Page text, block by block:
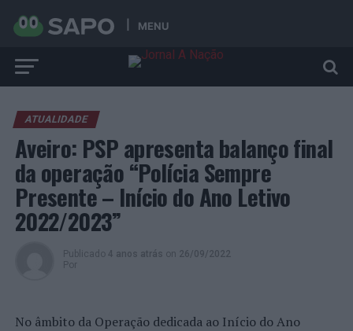
MENU
ATUALIDADE
Aveiro: PSP apresenta balanço final
da operação “Polícia Sempre
Presente – Início do Ano Letivo
2022/2023”
Publicado 4 anos atrás on 26/09/2022
Por
No âmbito da Operação dedicada ao Início do Ano